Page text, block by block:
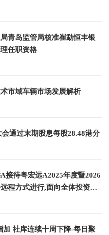
青岛监管局核准崔勐恒丰银
任职资格
市域车辆市场发展解析
通过末期股息每股28.48港分
接待粤宏远A2025年度暨2026
程方式进行,面向全体投资者
加 社库连续十周下降-每日聚